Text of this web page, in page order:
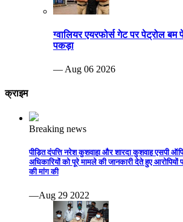
ग्वालियर एयरफोर्स गेट पर पेट्रोल
पकड़ा
— Aug 06 2026
क्राइम
Breaking news
पीड़ित दंपत्ति नरेश कुशवाहा और शारदा कुशवाह एसपी
अधिकारियों को पूरे मामले की जानकारी देते हुए
की मांग की
—Aug 29 2022